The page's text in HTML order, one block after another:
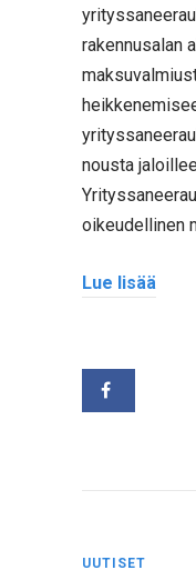
rakennusalan
nousta
oikeudellinen
Lue lisää
UUTISET